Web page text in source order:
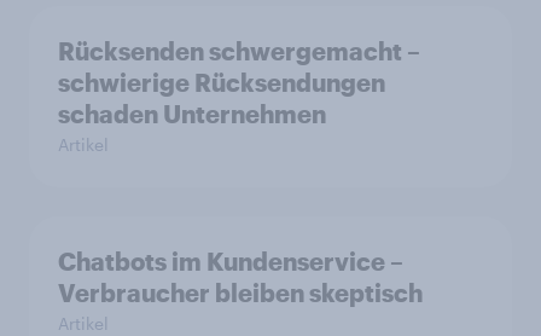
Rücksenden schwergemacht –
schwierige Rücksendungen
schaden Unternehmen
Artikel
Chatbots im Kundenservice –
Verbraucher bleiben skeptisch
Artikel